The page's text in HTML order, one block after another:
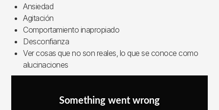
Ansiedad
Agitación
Comportamiento inapropiado
Desconfianza
Ver cosas que no son reales, lo que se conoce como
alucinaciones